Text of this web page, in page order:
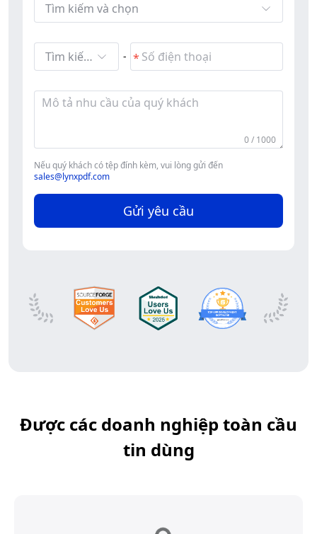
Tìm kiếm và chọn
Tìm kiếm và chọn -
0 / 1000
Nếu quý khách có tệp đính kèm, vui lòng gửi đến
sales@lynxpdf.com
Gửi yêu cầu
Được các doanh nghiệp toàn cầu
tin dùng